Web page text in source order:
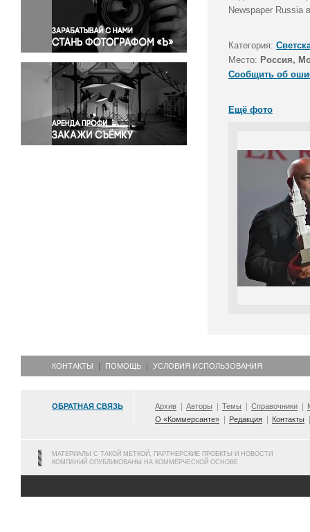
Правосудие
Происшествия и конфликты
Религия
Светская жизнь
Спорт
Экология
Экономика и бизнес
Newspaper
Категория:
Место: Россия,
Сообщить об
Ещё фото
КОНТАКТЫ ПОМОЩЬ УСЛОВИЯ ИСПОЛЬЗОВАНИЯ
ОБРАТНАЯ СВЯЗЬ Архив Авторы Темы Справочники
О «Коммерсанте»
Редакция Контакты
МАТЕРИАЛЫ С ТАКОЙ МЕТКОЙ, ПАРТНЕРСКИЕ ПРОЕКТЫ И НОВОСТИ
КОМПАНИЙ ОПУБЛИКОВАНЫ НА КОММЕРЧЕСКОЙ ОСНОВЕ